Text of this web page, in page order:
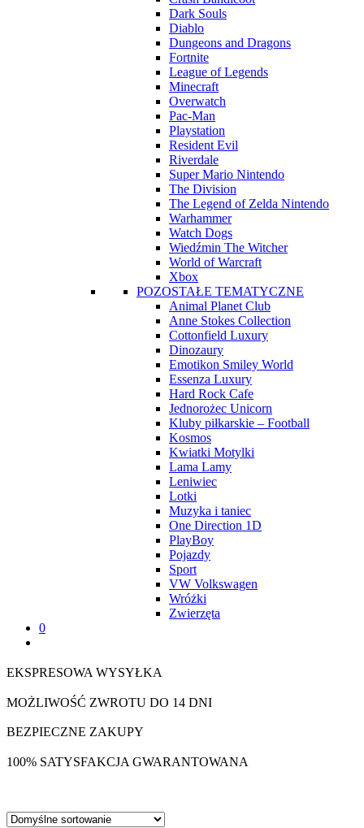
Dark Souls
Diablo
Dungeons and Dragons
Fortnite
League of Legends
Minecraft
Overwatch
Pac-Man
Playstation
Resident Evil
Riverdale
Super Mario Nintendo
The Division
The Legend of Zelda Nintendo
Warhammer
Watch Dogs
Wiedźmin The Witcher
World of Warcraft
Xbox
POZOSTAŁE TEMATYCZNE
Animal Planet Club
Anne Stokes Collection
Cottonfield Luxury
Dinozaury
Emotikon Smiley World
Essenza Luxury
Hard Rock Cafe
Jednorożec Unicorn
Kluby piłkarskie – Football
Kosmos
Kwiatki Motylki
Lama Lamy
Leniwiec
Lotki
Muzyka i taniec
One Direction 1D
PlayBoy
Pojazdy
Sport
VW Volkswagen
Wróżki
Zwierzęta
0
EKSPRESOWA WYSYŁKA
MOŻLIWOŚĆ ZWROTU DO 14 DNI
BEZPIECZNE ZAKUPY
100% SATYSFAKCJA GWARANTOWANA